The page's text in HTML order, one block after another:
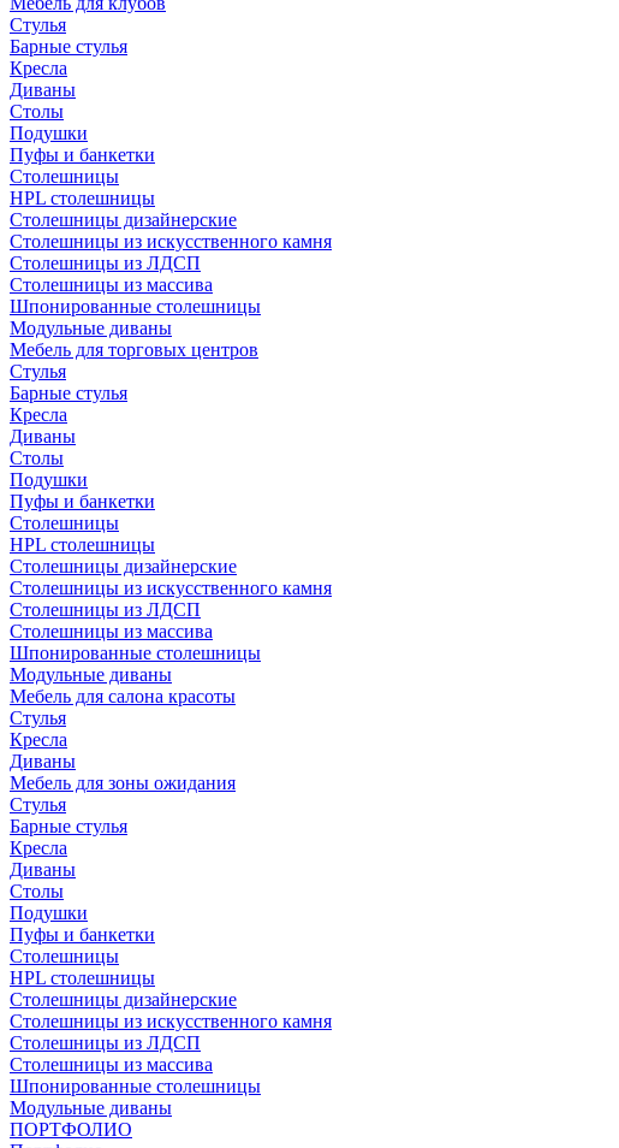
Стулья
Барные стулья
Кресла
Диваны
Столы
Подушки
Пуфы и банкетки
Столешницы
HPL столешницы
Столешницы дизайнерские
Столешницы из искусственного камня
Столешницы из ЛДСП
Столешницы из массива
Шпонированные столешницы
Модульные диваны
Мебель для торговых центров
Стулья
Барные стулья
Кресла
Диваны
Столы
Подушки
Пуфы и банкетки
Столешницы
HPL столешницы
Столешницы дизайнерские
Столешницы из искусственного камня
Столешницы из ЛДСП
Столешницы из массива
Шпонированные столешницы
Модульные диваны
Мебель для салона красоты
Стулья
Кресла
Диваны
Мебель для зоны ожидания
Стулья
Барные стулья
Кресла
Диваны
Столы
Подушки
Пуфы и банкетки
Столешницы
HPL столешницы
Столешницы дизайнерские
Столешницы из искусственного камня
Столешницы из ЛДСП
Столешницы из массива
Шпонированные столешницы
Модульные диваны
ПОРТФОЛИО